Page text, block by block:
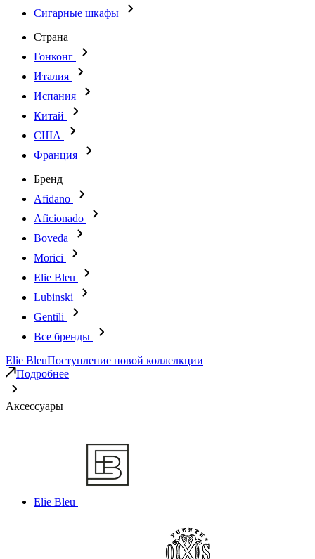
Сигарные шкафы
Страна
Гонконг
Италия
Испания
Китай
США
Франция
Бренд
Afidano
Aficionado
Boveda
Morici
Elie Bleu
Lubinski
Gentili
Все бренды
Elie BleuПоступление новой коллелкции
Подробнее
Аксессуары
Elie Bleu